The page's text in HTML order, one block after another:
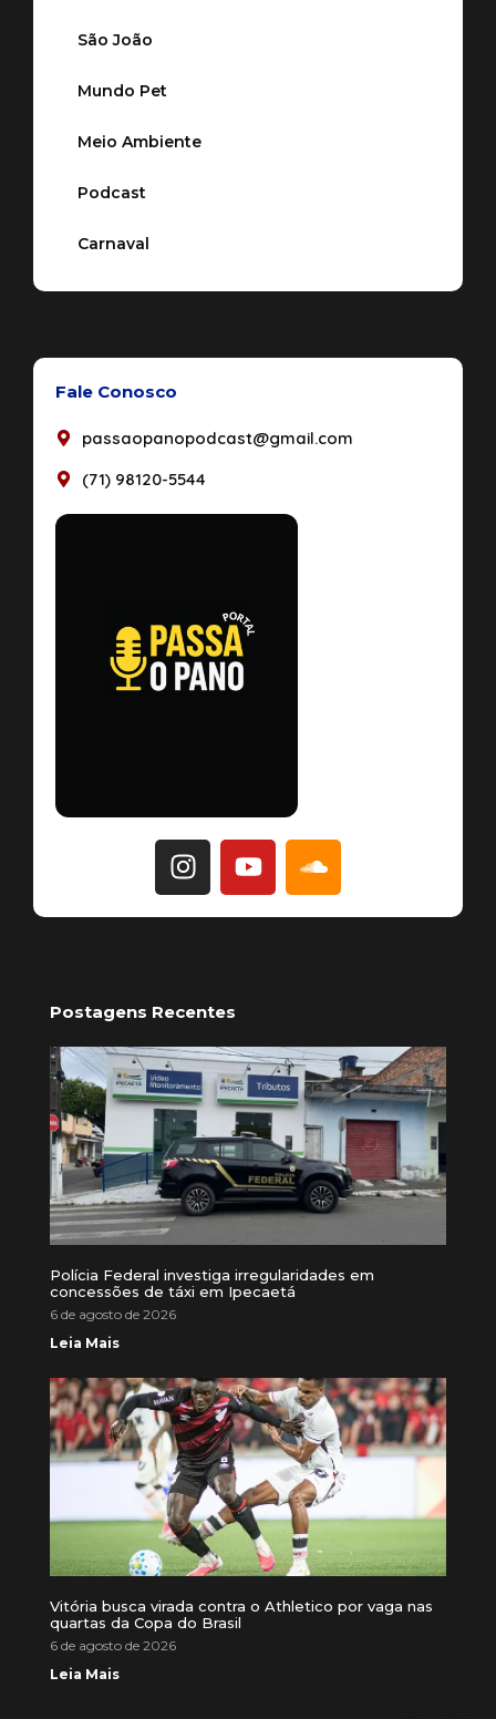
São João
Mundo Pet
Meio Ambiente
Podcast
Carnaval
Fale Conosco
passaopanopodcast@gmail.com
(71) 98120-5544
Postagens Recentes
Polícia Federal investiga irregularidades em
concessões de táxi em Ipecaetá
6 de agosto de 2026
Leia Mais
Vitória busca virada contra o Athletico por vaga nas
quartas da Copa do Brasil
6 de agosto de 2026
Leia Mais